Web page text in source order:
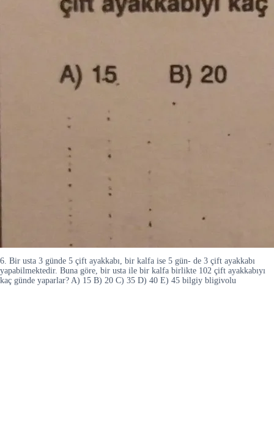
6. Bir usta 3 günde 5 çift ayakkabı, bir kalfa ise 5 gün- de 3 çift ayakkabı
yapabilmektedir. Buna göre, bir usta ile bir kalfa birlikte 102 çift ayakkabıyı
kaç günde yaparlar? A) 15 B) 20 C) 35 D) 40 E) 45 bilgiy bligivolu